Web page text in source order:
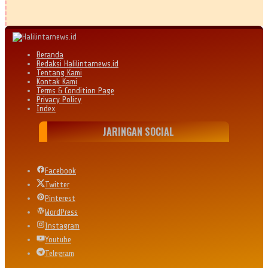
Beranda
Redaksi Halilintarnews.id
Tentang Kami
Kontak Kami
Terms & Condition Page
Privacy Policy
Index
JARINGAN SOCIAL
Facebook
Twitter
Pinterest
WordPress
Instagram
Youtube
Telegram